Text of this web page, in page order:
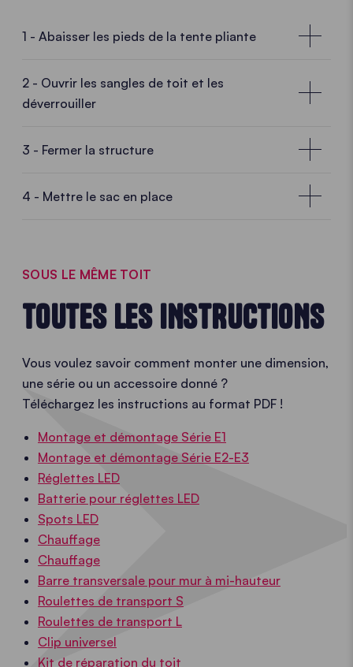
1 - Abaisser les pieds de la tente pliante
ressort, puis pousser le haut du pied vers le bas.
Répéter l'opération sur les quatre pieds.
2 - Ouvrir les sangles de toit et les
déverrouiller
et replier les bandes velcro sur elles-mêmes.
Soulever ensuite légèrement les ciseaux d'angle et
appuyer sur le bouton rouge pour déverrouiller la
structure ; répéter l'opération aux quatre angles.
Grâce au mécanisme intelligent, la structure se
débloque de manière sécurisée, mais sans
s’effondrer.
3 - Fermer la structure
Soulever légèrement la tente au moyen des ciseaux
centraux et pousser pour la refermer. Ne pas
pousser les pieds !
4 - Mettre le sac en place
Ouvrir le sac de transport et l’enfiler sur la tente
avant de le fermer au moyen de la sangle et de la
courroie inférieure.
d'humidité, ne refermer le toit qu’une fois
parfaitement sec !
SOUS LE MÊME TOIT
TOUTES LES INSTRUCTIONS
Vous voulez savoir comment monter une dimension,
une série ou un accessoire donné ?
Téléchargez les instructions au format PDF !
Montage et démontage Série E1
Montage et démontage Série E2-E3
Réglettes LED
Batterie pour réglettes LED
Spots LED
Chauffage
Chauffage
Barre transversale pour mur à mi-hauteur
Roulettes de transport S
Roulettes de transport L
Clip universel
Kit de réparation du toit